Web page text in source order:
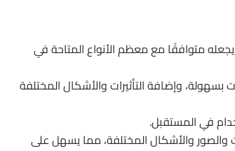
يجعله متوافقًا مع معظم الأنواع المتاحة في
وإضافة التأثيرات والأشكال المختلفة
في المستقبل.
والأشكال المختلفة، مما يسهل على